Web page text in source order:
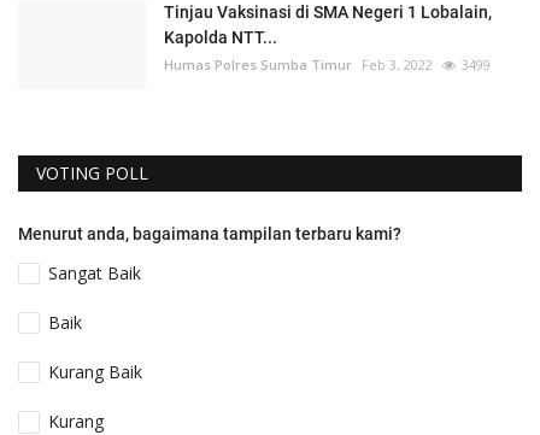
Tinjau Vaksinasi di SMA Negeri 1 Lobalain,
Kapolda NTT...
Humas Polres Sumba Timur Feb 3, 2022 3499
VOTING POLL
Menurut anda, bagaimana tampilan terbaru kami?
Sangat Baik
Baik
Kurang Baik
Kurang